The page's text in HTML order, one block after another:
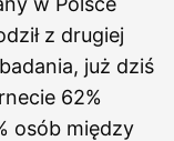
z drugiej
już dziś
62%
osób między